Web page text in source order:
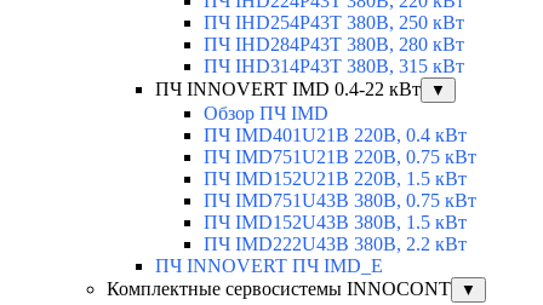
ПЧ IHD254P43T 380В, 250 кВт
ПЧ IHD284P43T 380В, 280 кВт
ПЧ IHD314P43T 380В, 315 кВт
ПЧ INNOVERT IMD 0.4-22 кВт
▼
Обзор ПЧ IMD
ПЧ IMD401U21B 220В, 0.4 кВт
ПЧ IMD751U21B 220В, 0.75 кВт
ПЧ IMD152U21B 220В, 1.5 кВт
ПЧ IMD751U43B 380В, 0.75 кВт
ПЧ IMD152U43B 380В, 1.5 кВт
ПЧ IMD222U43B 380В, 2.2 кВт
ПЧ INNOVERT ПЧ IMD_E
Комплектные сервосистемы INNOCONT
▼